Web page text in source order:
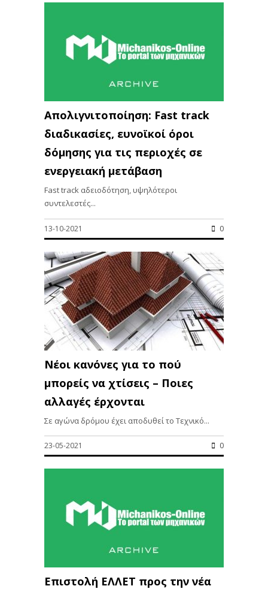
Απολιγνιτοποίηση: Fast track
διαδικασίες, ευνοϊκοί όροι
δόμησης για τις περιοχές σε
ενεργειακή μετάβαση
Fast track αδειοδότηση, υψηλότεροι
συντελεστές...
13-10-2021 0
Νέοι κανόνες για το πού
μπορείς να χτίσεις – Ποιες
αλλαγές έρχονται
Σε αγώνα δρόμου έχει αποδυθεί το Τεχνικό...
23-05-2021 0
Επιστολή ΕΛΛΕΤ προς την νέα